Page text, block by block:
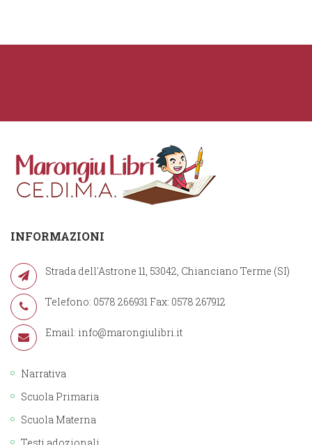
INFORMAZIONI
Strada dell'Astrone 11, 53042, Chianciano Terme (SI)
Telefono: 0578 266931 Fax: 0578 267912
Email: info@marongiulibri.it
Narrativa
Scuola Primaria
Scuola Materna